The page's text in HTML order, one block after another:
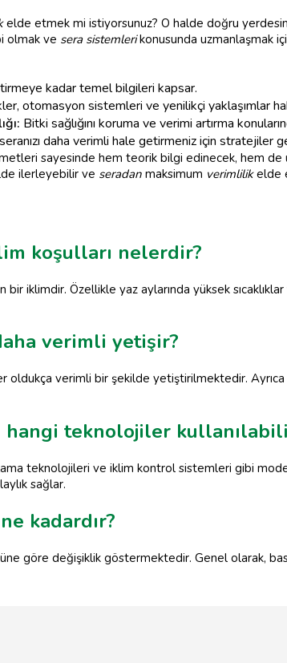
elde etmek mi istiyorsunuz? O halde doğru
olmak ve sera sistemlerikonusunda uzmanlaşmak
kadar temel bilgileri kapsar.
otomasyon sistemleri ve yenilikçi yaklaşımlar
Bitki sağlığını koruma ve verimi artırma
daha verimli hale getirmeniz için stratejiler
sayesinde hem teorik bilgi edinecek, hem
ilerleyebilir ve seradan maksimum verimlilikelde
koşulları nelerdir?
bir iklimdir. Özellikle yaz aylarında yüksek
verimli yetişir?
verimli bir şekilde yetiştirilmektedir.
hangi teknolojiler
teknolojileri ve iklim kontrol sistemleri gibi
sağlar.
kadardır?
göre değişiklik göstermektedir. Genel olarak,